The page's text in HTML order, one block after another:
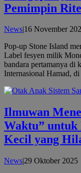
Pemimpin
News 16 November
Pop-up Stone Island
Label fesyen milik
bandara pertamanya di
Internasional Hamad, di
Ilmuwan
Waktu” untuk
Kecil yang
News|29 Oktober 2025